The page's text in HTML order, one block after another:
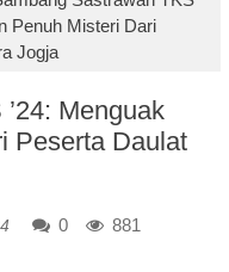
Penuh Misteri Dari
Jogja
Menguak
Peserta Daulat
0 881